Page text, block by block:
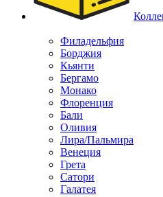
Филадельфия
Борджия
Кьянти
Бергамо
Монако
Флоренция
Бали
Оливия
Лира/Пальмира
Венеция
Грета
Сатори
Галатея